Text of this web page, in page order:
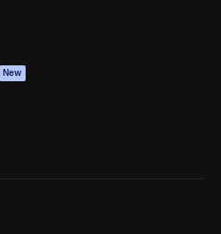
New